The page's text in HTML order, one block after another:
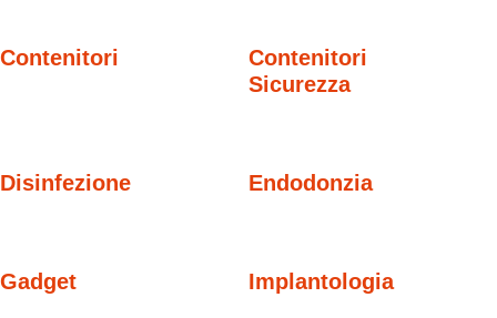
Contenitori
Contenitori
Sicurezza
Disinfezione Endodonzia
Gadget Implantologia